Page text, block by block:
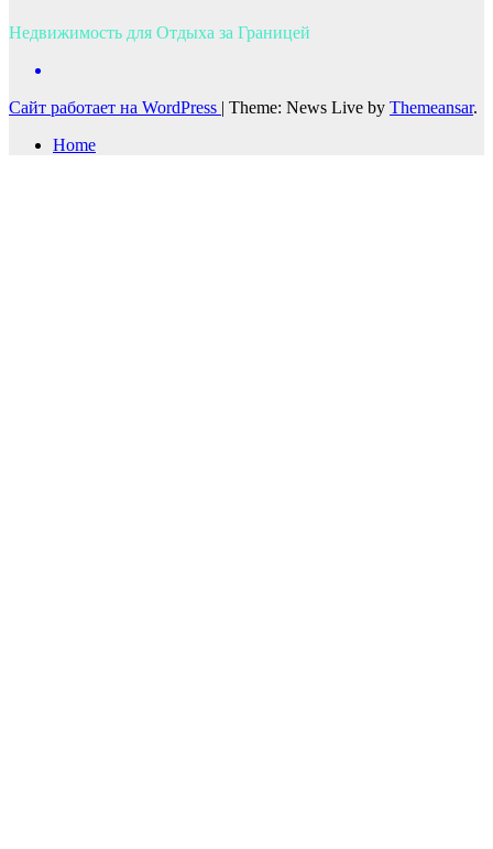
Недвижимость для Отдыха за Границей
Сайт работает на WordPress | Theme: News Live by Themeansar.
Home